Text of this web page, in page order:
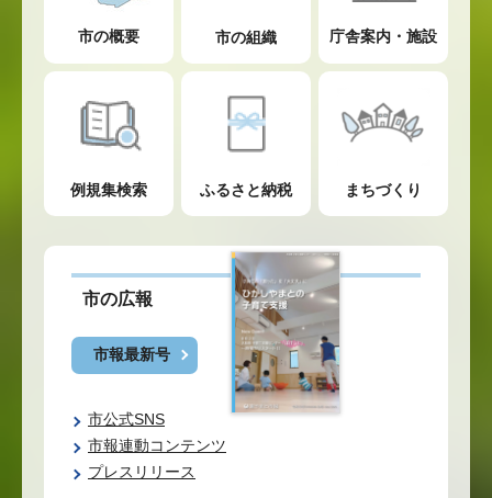
市の概要 市の組織 庁舎案内・施設
例規集検索 ふるさと納税 まちづくり
市の広報
市報最新号
市公式SNS
市報連動コンテンツ
プレスリリース